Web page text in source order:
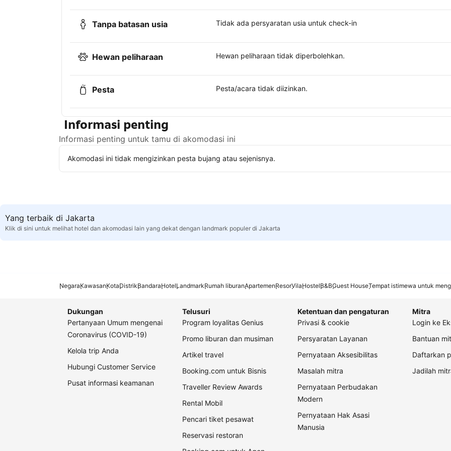
Tanpa batasan usia Tidak ada persyaratan usia untuk check-in
Hewan peliharaan Hewan peliharaan tidak diperbolehkan.
Pesta Pesta/acara tidak diizinkan.
Informasi penting
Informasi penting untuk tamu di akomodasi ini
Akomodasi ini tidak mengizinkan pesta bujang atau sejenisnya.
Yang terbaik di Jakarta
Klik di sini untuk melihat hotel dan akomodasi lain yang dekat dengan landmark populer di Jakarta
NegaraKawasanKotaDistrikBandaraHotelLandmarkRumah liburanApartemenResorVilaHostelB&BGuest HouseTempat istimewa untuk
Dukungan
Pertanyaan Umum mengenai
Coronavirus (COVID-19)
Kelola trip Anda
Hubungi Customer Service
Pusat informasi keamanan
Telusuri
Program loyalitas Genius
Promo liburan dan musiman
Artikel travel
Booking.com untuk Bisnis
Traveller Review Awards
Rental Mobil
Pencari tiket pesawat
Reservasi restoran
Ketentuan dan pengaturan
Privasi & cookie
Persyaratan Layanan
Pernyataan Aksesibilitas
Masalah mitra
Pernyataan Perbudakan
Modern
Pernyataan Hak Asasi
Manusia
Mitra
Login ke
Bantuan
Daftarkan
Jadilah